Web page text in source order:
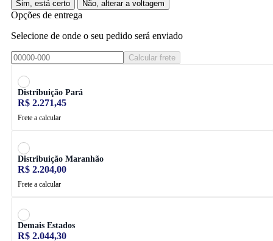
Sim, está certo Não, alterar a voltagem
Opções de entrega
Selecione de onde o seu pedido será enviado
Calcular frete
Distribuição Pará
R$ 2.271,45
Frete a calcular
Distribuição Maranhão
R$ 2.204,00
Frete a calcular
Demais Estados
R$ 2.044,30